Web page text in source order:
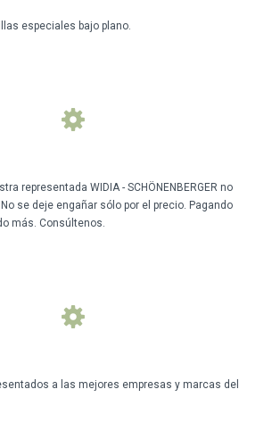
especiales bajo plano.
representada WIDIA - SCHÖNENBERGER no
se deje engañar sólo por el precio. Pagando
más. Consúltenos.
a las mejores empresas y marcas del